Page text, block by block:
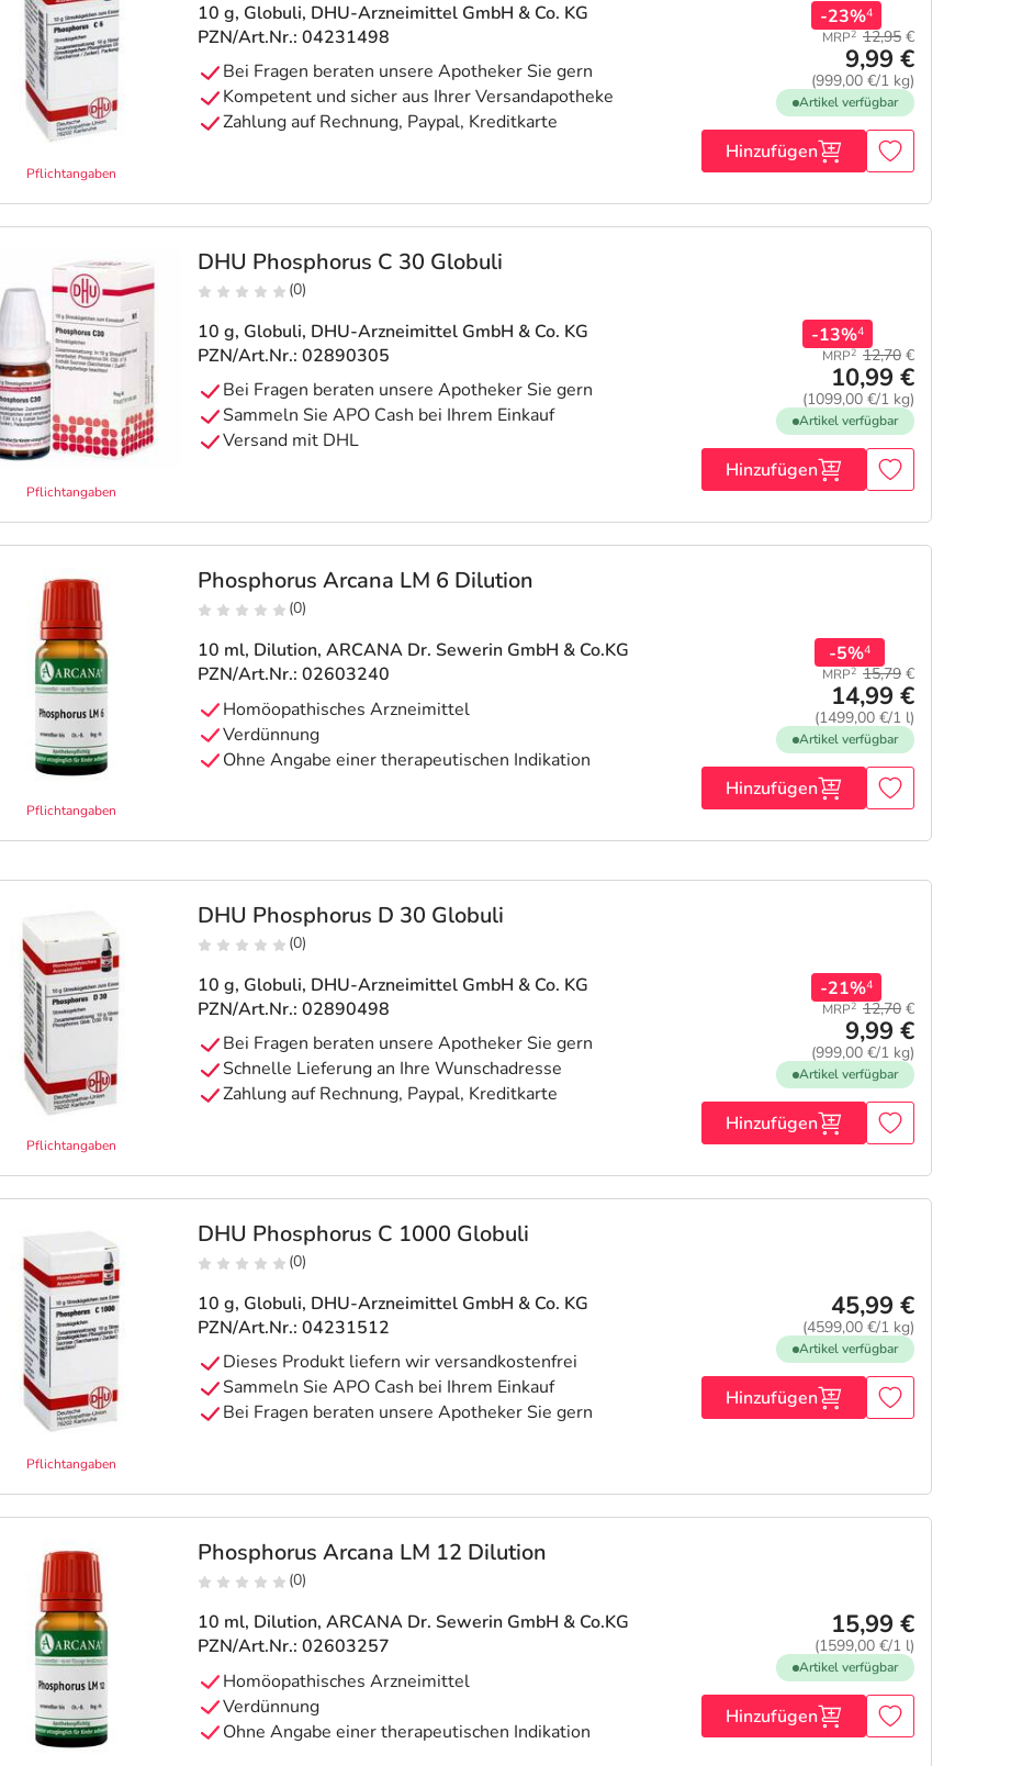
Pflichtangaben
10 g, Globuli, DHU-Arzneimittel GmbH & Co. KG
PZN/Art.Nr.: 04231498
MRP2 12,95 €
9,99 €
(999,00 €/1 kg)
-23%4
Artikel verfügbar
Hinzufügen
DHU Phosphorus C 30 Globuli
(0)
Pflichtangaben
10 g, Globuli, DHU-Arzneimittel GmbH & Co. KG
PZN/Art.Nr.: 02890305
MRP2 12,70 €
10,99 €
(1099,00 €/1 kg)
-13%4
Artikel verfügbar
Hinzufügen
Phosphorus Arcana LM 6 Dilution
(0)
Pflichtangaben
10 ml, Dilution, ARCANA Dr. Sewerin GmbH & Co.KG
PZN/Art.Nr.: 02603240
Homöopathisches Arzneimittel
Verdünnung
Ohne Angabe einer therapeutischen Indikation
MRP2 15,79 €
14,99 €
(1499,00 €/1 l)
-5%4
Artikel verfügbar
Hinzufügen
DHU Phosphorus D 30 Globuli
(0)
Pflichtangaben
10 g, Globuli, DHU-Arzneimittel GmbH & Co. KG
PZN/Art.Nr.: 02890498
MRP2 12,70 €
9,99 €
(999,00 €/1 kg)
-21%4
Artikel verfügbar
Hinzufügen
DHU Phosphorus C 1000 Globuli
(0)
Pflichtangaben
10 g, Globuli, DHU-Arzneimittel GmbH & Co. KG
PZN/Art.Nr.: 04231512
45,99 €
(4599,00 €/1 kg)
Artikel verfügbar
Hinzufügen
Phosphorus Arcana LM 12 Dilution
(0)
10 ml, Dilution, ARCANA Dr. Sewerin GmbH & Co.KG
PZN/Art.Nr.: 02603257
Homöopathisches Arzneimittel
Verdünnung
Ohne Angabe einer therapeutischen Indikation
15,99 €
(1599,00 €/1 l)
Artikel verfügbar
Hinzufügen